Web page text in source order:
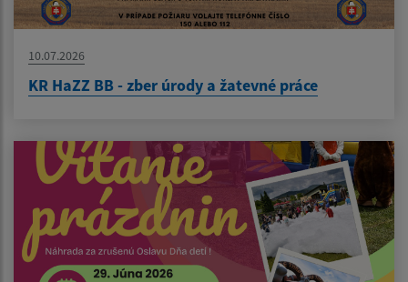
10.07.2026
KR HaZZ BB - zber úrody a žatevné práce